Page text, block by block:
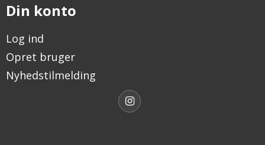
Din konto
Log ind
Opret bruger
Nyhedstilmelding